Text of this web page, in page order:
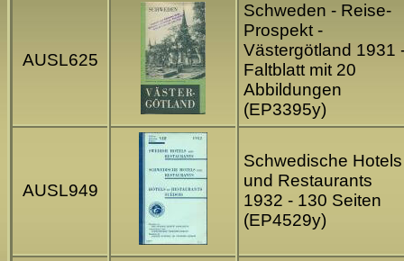
AUSL625
Schweden - Reise-
Prospekt -
Västergötland 1931
Faltblatt mit 20
Abbildungen
(EP3395y)
AUSL949
Schwedische Hotels
und Restaurants
1932 - 130 Seiten
(EP4529y)